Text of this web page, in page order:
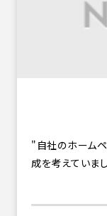
自社のホーム
成を考えていま